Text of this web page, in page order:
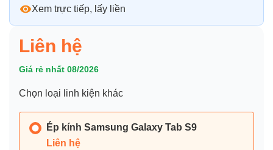
Xem trực tiếp, lấy liền
Liên hệ
Giá rẻ nhất 08/2026
Chọn loại linh kiện khác
Ép kính Samsung Galaxy Tab S9
Liên hệ